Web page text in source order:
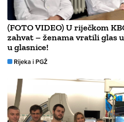
(FOTO VIDEO) U riječkom
zahvat – ženama vratili glas
u glasnice!
Rijeka i PGŽ